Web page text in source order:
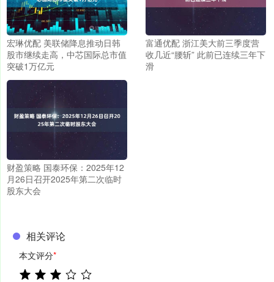
宏琳优配 美联储降息推动日韩
股市继续走高，中芯国际总市值
突破1万亿元
富通优配 浙江美大前三季度营
收几近“腰斩” 此前已连续三年下
滑
财盈策略 国泰环保：2025年12
月26日召开2025年第二次临时
股东大会
相关评论
本文评分*